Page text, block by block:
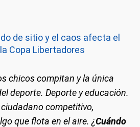
de sitio y el caos afecta el
Copa Libertadores
chicos compitan y la única
deporte. Deporte y educación.
competitivo,
que flota en el aire. ¿Cuándo